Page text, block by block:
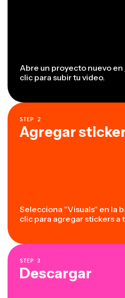
Abre un proyecto nuevo en
clic para subir tu video.
STEP 2
Agregar
Selecciona "Visuals" en la
clic para agregar stickers a
STEP 3
Descargar